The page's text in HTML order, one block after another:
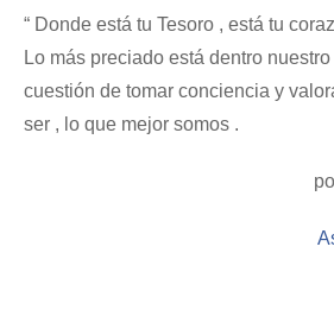
“ Donde está tu Tesoro , está tu
Lo más preciado está dentro
cuestión de tomar conciencia y
ser , lo que mejor somos .